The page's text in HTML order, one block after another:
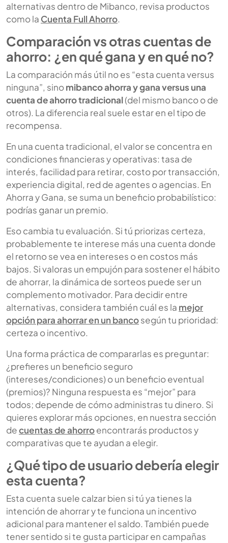
alternativas dentro de Mibanco, revisa productos
como la Cuenta Full Ahorro.
Comparación vs otras cuentas de
ahorro: ¿en qué gana y en qué no?
La comparación más útil no es “esta cuenta versus
ninguna”, sinomibanco ahorra y gana versus una
cuenta de ahorro tradicional(del mismo banco o de
otros). La diferencia real suele estar en el tipo de
recompensa.
En una cuenta tradicional, el valor se concentra en
condiciones financieras y operativas: tasa de
interés, facilidad para retirar, costo por transacción,
experiencia digital, red de agentes o agencias. En
Ahorra y Gana, se suma un beneficio probabilístico:
podrías ganar un premio.
Eso cambia tu evaluación. Si tú priorizas certeza,
probablemente te interese más una cuenta donde
el retorno se vea en intereses o en costos más
bajos. Si valoras un empujón para sostener el hábito
de ahorrar, la dinámica de sorteos puede ser un
complemento motivador. Para decidir entre
alternativas, considera también cuál es la mejor
opción para ahorrar en un bancosegún tu prioridad:
certeza o incentivo.
Una forma práctica de compararlas es preguntar:
¿prefieres un beneficio seguro
(intereses/condiciones) o un beneficio eventual
(premios)? Ninguna respuesta es “mejor” para
todos; depende de cómo administras tu dinero. Si
quieres explorar más opciones, en nuestra sección
decuentas de ahorroencontrarás productos y
comparativas que te ayudan a elegir.
¿Qué tipo de usuario debería elegir
esta cuenta?
Esta cuenta suele calzar bien si tú ya tienes la
intención de ahorrar y te funciona un incentivo
adicional para mantener el saldo. También puede
tener sentido si te gusta participar en campañas